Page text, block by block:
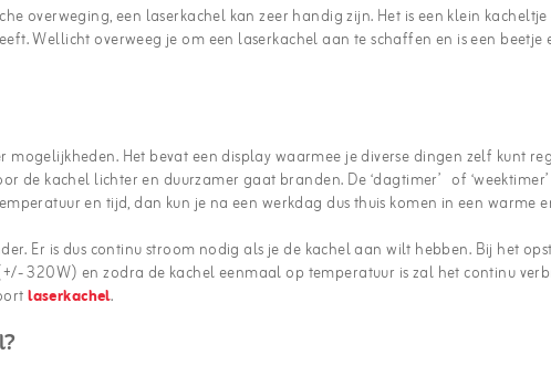
overweging, een laserkachel kan zeer handig zijn. Het is een klein
Wellicht overweeg je om een laserkachel aan te schaffen en is een beetje
mogelijkheden. Het bevat een display waarmee je diverse dingen zelf kunt
de kachel lichter en duurzamer gaat branden. De ‘dagtimer’ of
en tijd, dan kun je na een werkdag dus thuis komen in een warme
Er is dus continu stroom nodig als je de kachel aan wilt hebben. Bij het
320W) en zodra de kachel eenmaal op temperatuur is zal het continu
laserkachel.